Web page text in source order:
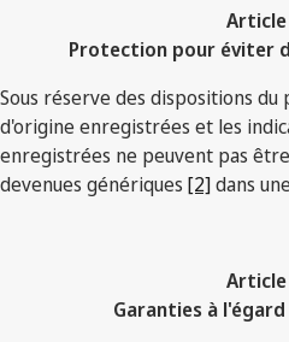
Article
Protection pour éviter
Sous réserve des dispositions
d'origine enregistrées et les
enregistrées ne peuvent pas
devenues génériques [2]dans
Article
Garanties à